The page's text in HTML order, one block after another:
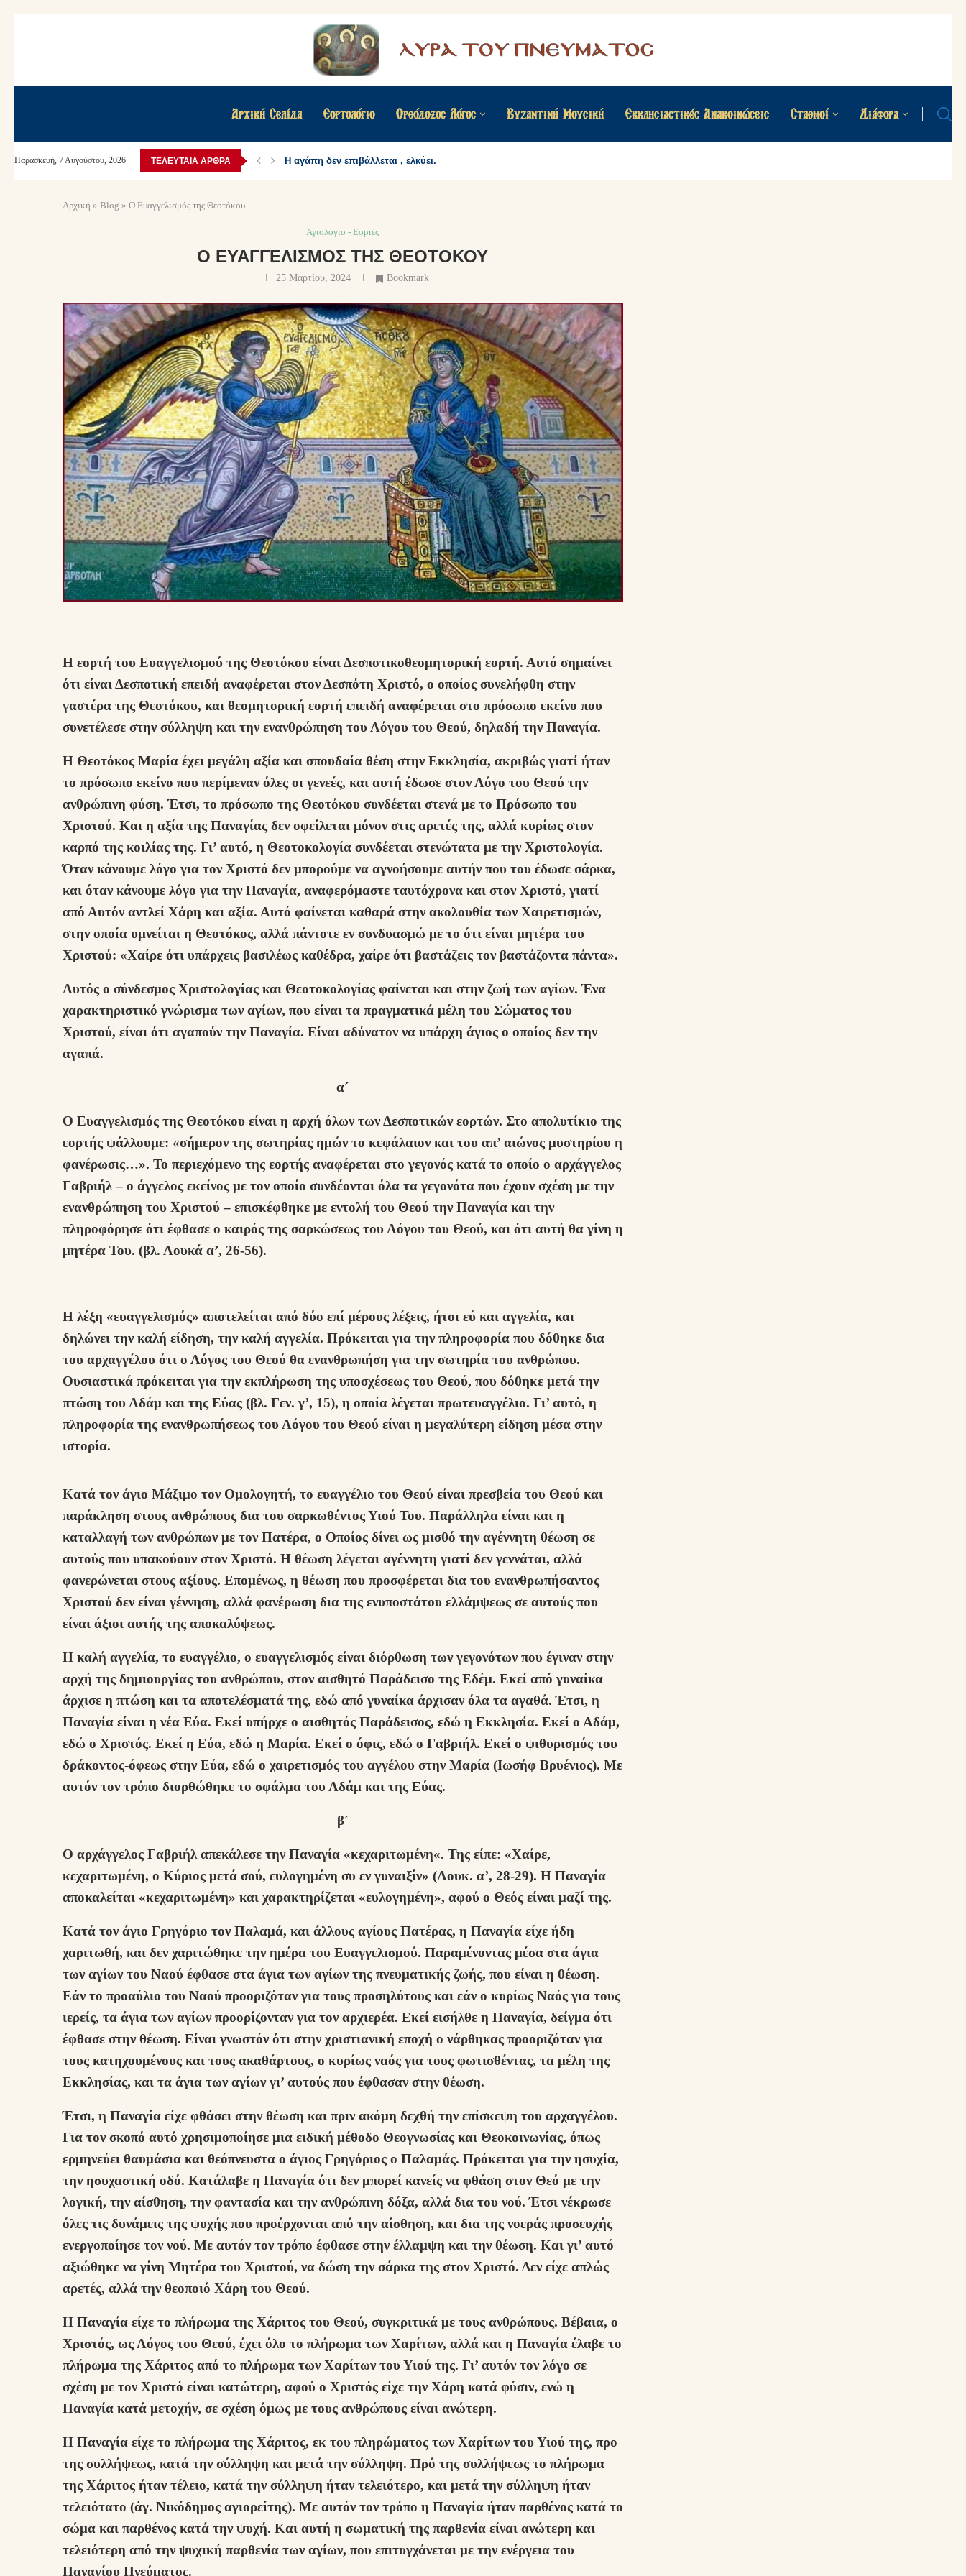
Αρχική Σελίδα Εορτολόγιο Ορθόδοξος Λόγος Βυζαντινή Μουσική Εκκλησιαστικές Ανακοινώσεις Σταθμοί Διάφορα
Παρασκευή, 7 Αυγούστου, 2026 ΤΕΛΕΥΤΑΊΑ ΆΡΘΡΑ Η αγάπη δεν επιβάλλεται , ελκύει.
Αρχική » Blog » Ο Ευαγγελισμός της Θεοτόκου
Αγιολόγιο - Εορτές
Ο ΕΥΑΓΓΕΛΙΣΜΌΣ ΤΗΣ ΘΕΟΤΌΚΟΥ
25 Μαρτίου, 2024 Bookmark
Η εορτή του Ευαγγελισμού της Θεοτόκου είναι Δεσποτικοθεομητορική εορτή. Αυτό σημαίνει
ότι είναι Δεσποτική επειδή αναφέρεται στον Δεσπότη Χριστό, ο οποίος συνελήφθη στην
γαστέρα της Θεοτόκου, και θεομητορική εορτή επειδή αναφέρεται στο πρόσωπο εκείνο που
συνετέλεσε στην σύλληψη και την ενανθρώπηση του Λόγου του Θεού, δηλαδή την Παναγία.
Η Θεοτόκος Μαρία έχει μεγάλη αξία και σπουδαία θέση στην Εκκλησία, ακριβώς γιατί ήταν
το πρόσωπο εκείνο που περίμεναν όλες οι γενεές, και αυτή έδωσε στον Λόγο του Θεού την
ανθρώπινη φύση. Έτσι, το πρόσωπο της Θεοτόκου συνδέεται στενά με το Πρόσωπο του
Χριστού. Και η αξία της Παναγίας δεν οφείλεται μόνον στις αρετές της, αλλά κυρίως στον
καρπό της κοιλίας της. Γι’ αυτό, η Θεοτοκολογία συνδέεται στενώτατα με την Χριστολογία.
Όταν κάνουμε λόγο για τον Χριστό δεν μπορούμε να αγνοήσουμε αυτήν που του έδωσε σάρκα,
και όταν κάνουμε λόγο για την Παναγία, αναφερόμαστε ταυτόχρονα και στον Χριστό, γιατί
από Αυτόν αντλεί Χάρη και αξία. Αυτό φαίνεται καθαρά στην ακολουθία των Χαιρετισμών,
στην οποία υμνείται η Θεοτόκος, αλλά πάντοτε εν συνδυασμώ με το ότι είναι μητέρα του
Χριστού: «Χαίρε ότι υπάρχεις βασιλέως καθέδρα, χαίρε ότι βαστάζεις τον βαστάζοντα πάντα».
Αυτός ο σύνδεσμος Χριστολογίας και Θεοτοκολογίας φαίνεται και στην ζωή των αγίων. Ένα
χαρακτηριστικό γνώρισμα των αγίων, που είναι τα πραγματικά μέλη του Σώματος του
Χριστού, είναι ότι αγαπούν την Παναγία. Είναι αδύνατον να υπάρχη άγιος ο οποίος δεν την
αγαπά.
α´
Ο Ευαγγελισμός της Θεοτόκου είναι η αρχή όλων των Δεσποτικών εορτών. Στο απολυτίκιο της
εορτής ψάλλουμε: «σήμερον της σωτηρίας ημών το κεφάλαιον και του απ’ αιώνος μυστηρίου η
φανέρωσις…». Το περιεχόμενο της εορτής αναφέρεται στο γεγονός κατά το οποίο ο αρχάγγελος
Γαβριήλ – ο άγγελος εκείνος με τον οποίο συνδέονται όλα τα γεγονότα που έχουν σχέση με την
ενανθρώπηση του Χριστού – επισκέφθηκε με εντολή του Θεού την Παναγία και την
πληροφόρησε ότι έφθασε ο καιρός της σαρκώσεως του Λόγου του Θεού, και ότι αυτή θα γίνη η
μητέρα Του. (βλ. Λουκά α’, 26-56).
Η λέξη «ευαγγελισμός» αποτελείται από δύο επί μέρους λέξεις, ήτοι εύ και αγγελία, και
δηλώνει την καλή είδηση, την καλή αγγελία. Πρόκειται για την πληροφορία που δόθηκε δια
του αρχαγγέλου ότι ο Λόγος του Θεού θα ενανθρωπήση για την σωτηρία του ανθρώπου.
Ουσιαστικά πρόκειται για την εκπλήρωση της υποσχέσεως του Θεού, που δόθηκε μετά την
πτώση του Αδάμ και της Εύας (βλ. Γεν. γ’, 15), η οποία λέγεται πρωτευαγγέλιο. Γι’ αυτό, η
πληροφορία της ενανθρωπήσεως του Λόγου του Θεού είναι η μεγαλύτερη είδηση μέσα στην
ιστορία.
Κατά τον άγιο Μάξιμο τον Ομολογητή, το ευαγγέλιο του Θεού είναι πρεσβεία του Θεού και
παράκληση στους ανθρώπους δια του σαρκωθέντος Υιού Του. Παράλληλα είναι και η
καταλλαγή των ανθρώπων με τον Πατέρα, ο Οποίος δίνει ως μισθό την αγέννητη θέωση σε
αυτούς που υπακούουν στον Χριστό. Η θέωση λέγεται αγέννητη γιατί δεν γεννάται, αλλά
φανερώνεται στους αξίους. Επομένως, η θέωση που προσφέρεται δια του ενανθρωπήσαντος
Χριστού δεν είναι γέννηση, αλλά φανέρωση δια της ενυποστάτου ελλάμψεως σε αυτούς που
είναι άξιοι αυτής της αποκαλύψεως.
Η καλή αγγελία, το ευαγγέλιο, ο ευαγγελισμός είναι διόρθωση των γεγονότων που έγιναν στην
αρχή της δημιουργίας του ανθρώπου, στον αισθητό Παράδεισο της Εδέμ. Εκεί από γυναίκα
άρχισε η πτώση και τα αποτελέσματά της, εδώ από γυναίκα άρχισαν όλα τα αγαθά. Έτσι, η
Παναγία είναι η νέα Εύα. Εκεί υπήρχε ο αισθητός Παράδεισος, εδώ η Εκκλησία. Εκεί ο Αδάμ,
εδώ ο Χριστός. Εκεί η Εύα, εδώ η Μαρία. Εκεί ο όφις, εδώ ο Γαβριήλ. Εκεί ο ψιθυρισμός του
δράκοντος-όφεως στην Εύα, εδώ ο χαιρετισμός του αγγέλου στην Μαρία (Ιωσήφ Βρυένιος). Με
αυτόν τον τρόπο διορθώθηκε το σφάλμα του Αδάμ και της Εύας.
β´
Ο αρχάγγελος Γαβριήλ απεκάλεσε την Παναγία «κεχαριτωμένη«. Της είπε: «Χαίρε,
κεχαριτωμένη, ο Κύριος μετά σού, ευλογημένη συ εν γυναιξίν» (Λουκ. α’, 28-29). Η Παναγία
αποκαλείται «κεχαριτωμένη» και χαρακτηρίζεται «ευλογημένη», αφού ο Θεός είναι μαζί της.
Κατά τον άγιο Γρηγόριο τον Παλαμά, και άλλους αγίους Πατέρας, η Παναγία είχε ήδη
χαριτωθή, και δεν χαριτώθηκε την ημέρα του Ευαγγελισμού. Παραμένοντας μέσα στα άγια
των αγίων του Ναού έφθασε στα άγια των αγίων της πνευματικής ζωής, που είναι η θέωση.
Εάν το προαύλιο του Ναού προοριζόταν για τους προσηλύτους και εάν ο κυρίως Ναός για τους
ιερείς, τα άγια των αγίων προορίζονταν για τον αρχιερέα. Εκεί εισήλθε η Παναγία, δείγμα ότι
έφθασε στην θέωση. Είναι γνωστόν ότι στην χριστιανική εποχή ο νάρθηκας προοριζόταν για
τους κατηχουμένους και τους ακαθάρτους, ο κυρίως ναός για τους φωτισθέντας, τα μέλη της
Εκκλησίας, και τα άγια των αγίων γι’ αυτούς που έφθασαν στην θέωση.
Έτσι, η Παναγία είχε φθάσει στην θέωση και πριν ακόμη δεχθή την επίσκεψη του αρχαγγέλου.
Για τον σκοπό αυτό χρησιμοποίησε μια ειδική μέθοδο Θεογνωσίας και Θεοκοινωνίας, όπως
ερμηνεύει θαυμάσια και θεόπνευστα ο άγιος Γρηγόριος ο Παλαμάς. Πρόκειται για την ησυχία,
την ησυχαστική οδό. Κατάλαβε η Παναγία ότι δεν μπορεί κανείς να φθάση στον Θεό με την
λογική, την αίσθηση, την φαντασία και την ανθρώπινη δόξα, αλλά δια του νού. Έτσι νέκρωσε
όλες τις δυνάμεις της ψυχής που προέρχονται από την αίσθηση, και δια της νοεράς προσευχής
ενεργοποίησε τον νού. Με αυτόν τον τρόπο έφθασε στην έλλαμψη και την θέωση. Και γι’ αυτό
αξιώθηκε να γίνη Μητέρα του Χριστού, να δώση την σάρκα της στον Χριστό. Δεν είχε απλώς
αρετές, αλλά την θεοποιό Χάρη του Θεού.
Η Παναγία είχε το πλήρωμα της Χάριτος του Θεού, συγκριτικά με τους ανθρώπους. Βέβαια, ο
Χριστός, ως Λόγος του Θεού, έχει όλο το πλήρωμα των Χαρίτων, αλλά και η Παναγία έλαβε το
πλήρωμα της Χάριτος από το πλήρωμα των Χαρίτων του Υιού της. Γι’ αυτόν τον λόγο σε
σχέση με τον Χριστό είναι κατώτερη, αφού ο Χριστός είχε την Χάρη κατά φύσιν, ενώ η
Παναγία κατά μετοχήν, σε σχέση όμως με τους ανθρώπους είναι ανώτερη.
Η Παναγία είχε το πλήρωμα της Χάριτος, εκ του πληρώματος των Χαρίτων του Υιού της, προ
της συλλήψεως, κατά την σύλληψη και μετά την σύλληψη. Πρό της συλλήψεως το πλήρωμα
της Χάριτος ήταν τέλειο, κατά την σύλληψη ήταν τελειότερο, και μετά την σύλληψη ήταν
τελειότατο (άγ. Νικόδημος αγιορείτης). Με αυτόν τον τρόπο η Παναγία ήταν παρθένος κατά το
σώμα και παρθένος κατά την ψυχή. Και αυτή η σωματική της παρθενία είναι ανώτερη και
τελειότερη από την ψυχική παρθενία των αγίων, που επιτυγχάνεται με την ενέργεια του
Παναγίου Πνεύματος.